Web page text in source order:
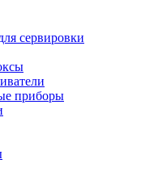
сервировки
приборы